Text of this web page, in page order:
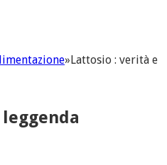
»Lattosio : verità e